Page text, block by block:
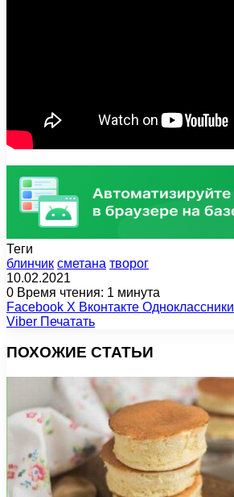
Теги
блинчик сметана творог
10.02.2021
0 Время чтения: 1 минута
Facebook X Вконтакте Одноклассники
Viber Печатать
ПОХОЖИЕ СТАТЬИ